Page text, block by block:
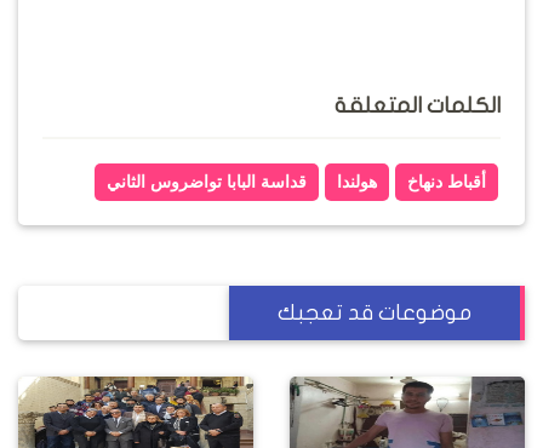
الكلمات المتعلقة
أقباط دنهاخ هولندا قداسة البابا تواضروس الثاني
موضوعات قد تعجبك